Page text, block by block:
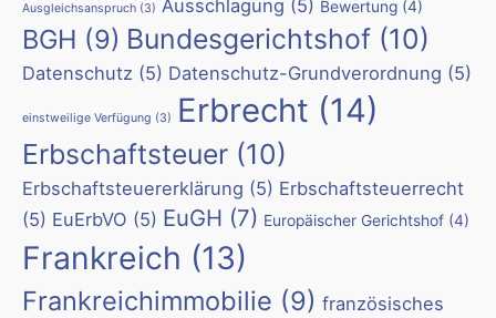
Ausgleichsanspruch (3) Ausschlagung (5) Bewertung (4)
BGH (9) Bundesgerichtshof (10)
Datenschutz (5) Datenschutz-Grundverordnung (5)
einstweilige Verfügung (3) Erbrecht (14)
Erbschaftsteuer (10)
Erbschaftsteuererklärung (5) Erbschaftsteuerrecht
(5) EuErbVO (5) EuGH (7) Europäischer Gerichtshof (4)
Frankreich (13)
Frankreichimmobilie (9) französisches